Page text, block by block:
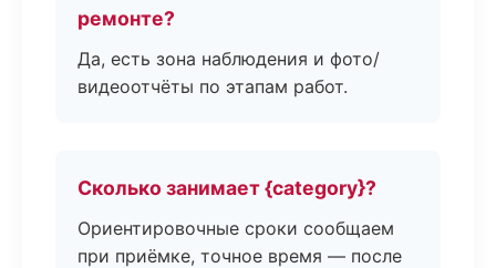
ремонте?
Да, есть зона наблюдения и фото/
видеоотчёты по этапам работ.
Сколько занимает {category}?
Ориентировочные сроки сообщаем
при приёмке, точное время — после